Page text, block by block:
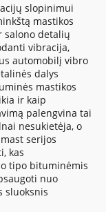
slopinimui
mastikos
salono detalių
vibracija,
automobilį vibro
dalys
mastikos
ir kaip
palengvina tai
nesukietėja, o
serijos
kas
tipo bituminėmis
nuo
sluoksnis